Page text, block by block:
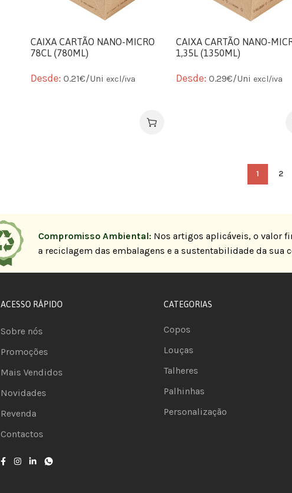
CAIXA CARTÃO NANO-MICRO
78CL (780ML)
Desde: 0.21€/Uni excl/iva
CAIXA CARTÃO NANO-
1,35L (1350ML)
Desde:0.29€/Uni excl/iva
1 2
Compromisso Ambiental: Nos artigos aplicáveis, o valor
a reciclagem das embalagens e a sustentabilidade da sua
ACESSO RÁPIDO
Sobre nós
Promoções
Mais Vendidos
Novidades
Revenda
Contactos
CATEGORIAS
Copos
Louças
Talheres
Palhinhas
Personalização